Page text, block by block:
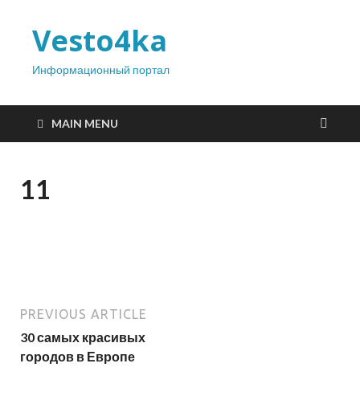
Vesto4ka
Информационный портал
MAIN MENU
11
PREVIOUS ARTICLE
30 самых красивых
городов в Европе